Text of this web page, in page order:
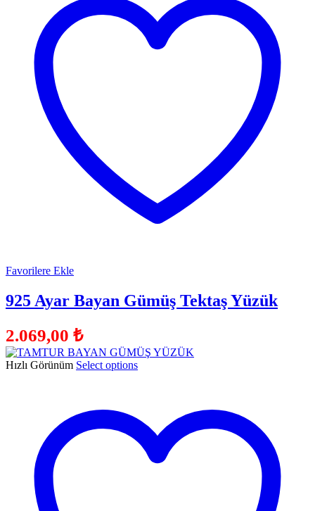
Favorilere Ekle
925 Ayar Bayan Gümüş Tektaş Yüzük
2.069,00 ₺
Hızlı Görünüm Select options